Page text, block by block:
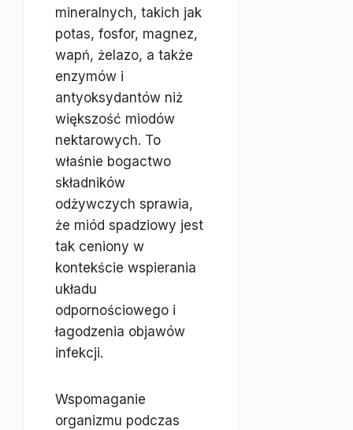
mineralnych, takich jak
potas, fosfor, magnez,
wapń, żelazo, a także
enzymów i
antyoksydantów niż
większość miodów
nektarowych. To
właśnie bogactwo
składników
odżywczych sprawia,
że miód spadziowy jest
tak ceniony w
kontekście wspierania
układu
odpornościowego i
łagodzenia objawów
infekcji.
Wspomaganie
organizmu podczas